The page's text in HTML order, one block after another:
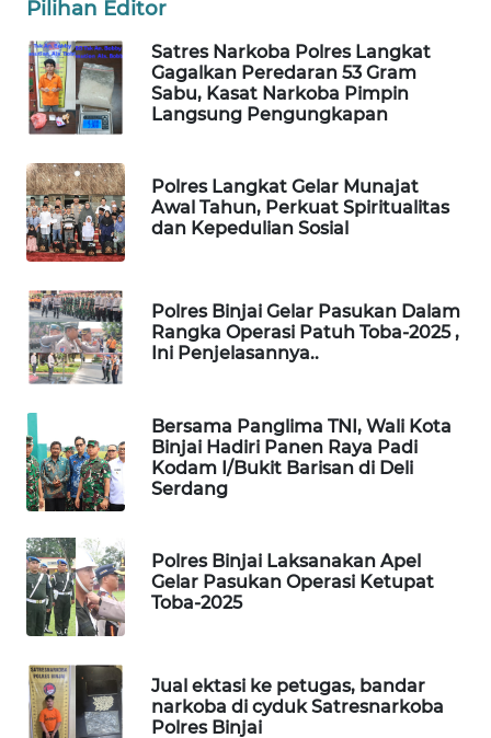
Pilihan Editor
Satres Narkoba Polres Langkat
Gagalkan Peredaran 53 Gram
Sabu, Kasat Narkoba Pimpin
Langsung Pengungkapan
Polres Langkat Gelar Munajat
Awal Tahun, Perkuat Spiritualitas
dan Kepedulian Sosial
Polres Binjai Gelar Pasukan Dalam
Rangka Operasi Patuh Toba-2025 ,
Ini Penjelasannya..
Bersama Panglima TNI, Wali Kota
Binjai Hadiri Panen Raya Padi
Kodam I/Bukit Barisan di Deli
Serdang
Polres Binjai Laksanakan Apel
Gelar Pasukan Operasi Ketupat
Toba-2025
Jual ektasi ke petugas, bandar
narkoba di cyduk Satresnarkoba
Polres Binjai
PORTAL
KONSUMEN
FORWAMKI
ALPERKLINAS
FORJASIDA
TAMBANG
NEWS
SITUNGIR
SIDIKALANG
NEWS
SIBARAGAS
NEWS
METRO
NEWS
METRO